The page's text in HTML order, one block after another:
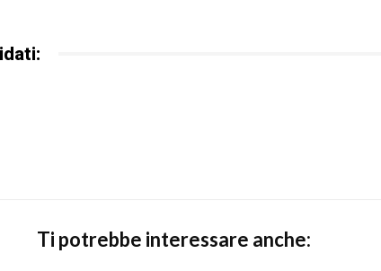
Ti potrebbe interessare anche: